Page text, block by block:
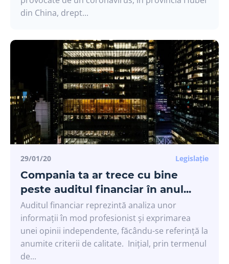
din China, drept...
29/01/20 Legislație
Compania ta ar trece cu bine
peste auditul financiar în anul...
Auditul financiar reprezintă analiza unor
informații în mod profesionist și exprimarea
unei opinii independente, făcându-se referință la
anumite criterii de calitate. Inițial, prin termenul
de...